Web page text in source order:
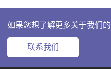
如果您想了解更多关于我们
联系我们